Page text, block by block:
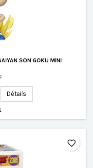
SON GOKU MINI
Détails
favorite_border